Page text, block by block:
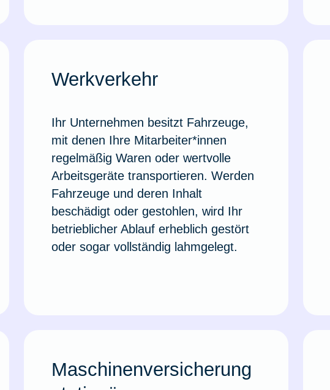
Werkverkehr
Ihr Unternehmen besitzt Fahrzeuge,
mit denen Ihre Mitarbeiter*innen
regelmä­ßig Waren oder wertvolle
Arbeitsgeräte transportieren. Werden
Fahrzeuge und deren Inhalt
beschädigt oder ge­stoh­len, wird Ihr
betrieblicher Ablauf erheb­lich gestört
oder sogar vollständig lahm­gelegt.
Maschinenversicherung